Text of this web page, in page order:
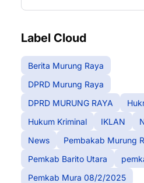
Label Cloud
Berita Murung Raya
DPRD Murung Raya
DPRD MURUNG RAYA
Hukum Kriminal
IKLAN
News
Pembakab Murung
Pemkab Barito Utara
Pemkab Mura 08/2/2025